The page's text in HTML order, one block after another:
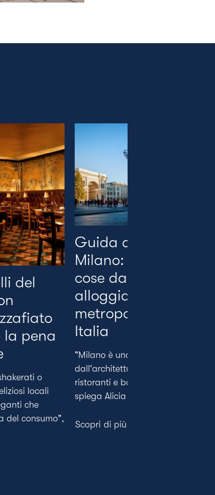
del
la pena
o
locali
che
del consumo",
Guida alla città di
Milano: Le migliori
cose da fare e dove
alloggiare nella
metropoli del nord
Italia
"Milano è una città
dall'architettura sbalorditiva, con
ristoranti e bar per tutti i gusti"
spiega Alicia Miller
Scopri di più